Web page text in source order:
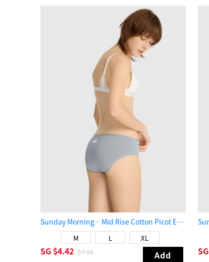
Sunday Morning．Mid Rise Cotton Picot Elastic Brief Panty（Quarry）
M L XL
SG $4.42 $7.11 Add SG